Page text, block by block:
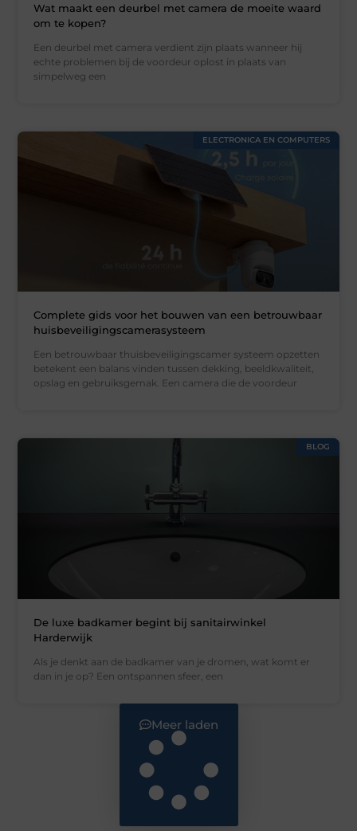
Wat maakt een deurbel met camera de moeite waard
om te kopen?
Een deurbel met camera verdient zijn plaats wanneer hij
echte problemen bij de voordeur oplost in plaats van
simpelweg een
ELECTRONICA EN COMPUTERS
Complete gids voor het bouwen van een betrouwbaar
huisbeveiligingscamerasysteem
Een betrouwbaar thuisbeveiligingscamer systeem opzetten
betekent een balans vinden tussen dekking, beeldkwaliteit,
opslag en gebruiksgemak. Een camera die de voordeur
BLOG
De luxe badkamer begint bij sanitairwinkel
Harderwijk
Als je denkt aan de badkamer van je dromen, wat komt er
dan in je op? Een ontspannen sfeer, een
Meer laden